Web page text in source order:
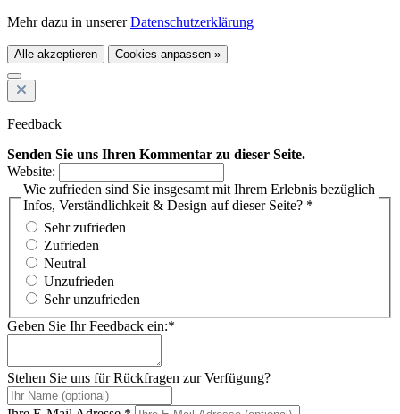
Mehr dazu in unsererDatenschutzerklärung
Alle akzeptieren Cookies anpassen »
Feedback
Senden Sie uns Ihren Kommentar zu dieser Seite.
Website:
Wie zufrieden sind Sie insgesamt mit Ihrem Erlebnis bezüglich
Infos, Verständlichkeit & Design auf dieser Seite? *
Sehr zufrieden
Zufrieden
Neutral
Unzufrieden
Sehr unzufrieden
Geben Sie Ihr Feedback ein:*
Stehen Sie uns für Rückfragen zur Verfügung?